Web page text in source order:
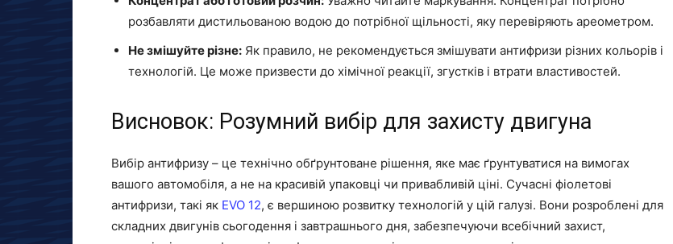
розбавляти дистильованою водою до потрібної щільності, яку перевіряють ареометром.
Не змішуйте різне: Як правило, не рекомендується змішувати антифризи різних кольорів і
технологій. Це може призвести до хімічної реакції, згустків і втрати властивостей.
Висновок: Розумний вибір для захисту двигуна
Вибір антифризу – це технічно обґрунтоване рішення, яке має ґрунтуватися на вимогах
вашого автомобіля, а не на красивій упаковці чи привабливій ціні. Сучасні фіолетові
антифризи, такі як EVO 12, є вершиною розвитку технологій у цій галузі. Вони розроблені для
складних двигунів сьогодення і завтрашнього дня, забезпечуючи всебічний захист,